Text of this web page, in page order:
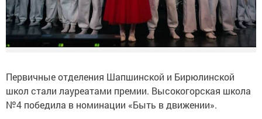
Первичные отделения Шапшинской и Бирюлинской
школ стали лауреатами премии. Высокогорская школа
№4 победила в номинации «Быть в движении».